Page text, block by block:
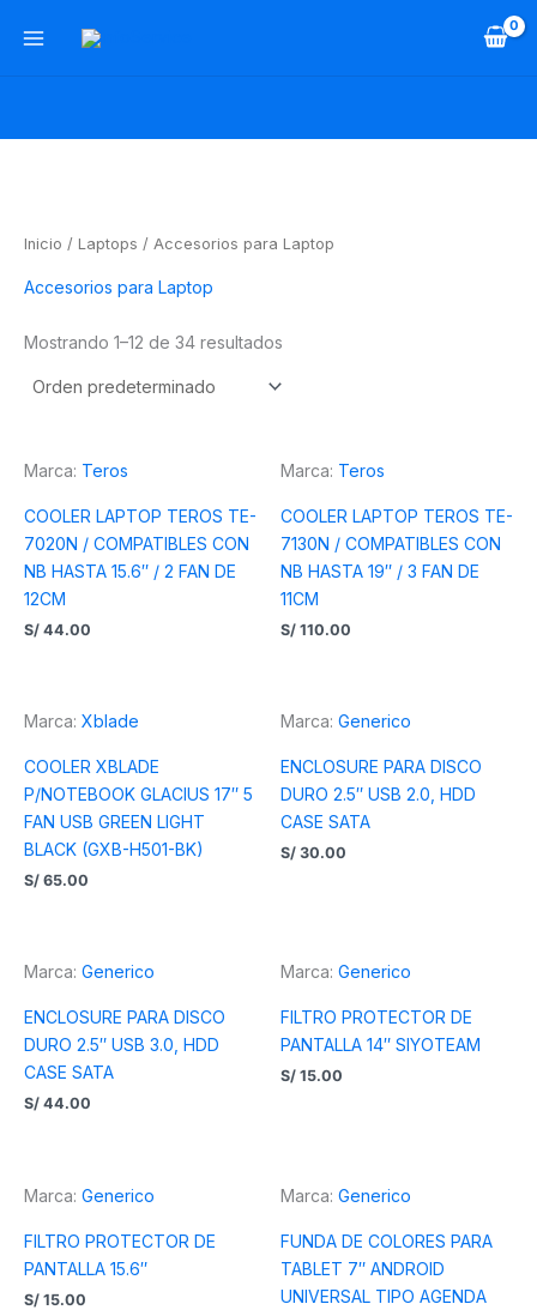
Inicio / Laptops / Accesorios para Laptop
Accesorios para Laptop
Mostrando 1–12 de 34 resultados
Marca: Teros
COOLER LAPTOP TEROS TE-
7020N / COMPATIBLES CON
NB HASTA 15.6″ / 2 FAN DE
12CM
S/ 44.00
Marca: Teros
COOLER LAPTOP TEROS TE-
7130N / COMPATIBLES CON
NB HASTA 19″ / 3 FAN DE
11CM
S/ 110.00
Marca: Xblade
COOLER XBLADE
P/NOTEBOOK GLACIUS 17″ 5
FAN USB GREEN LIGHT
BLACK (GXB-H501-BK)
S/ 65.00
Marca: Generico
ENCLOSURE PARA DISCO
DURO 2.5″ USB 2.0, HDD
CASE SATA
S/ 30.00
Marca: Generico
ENCLOSURE PARA DISCO
DURO 2.5″ USB 3.0, HDD
CASE SATA
S/ 44.00
Marca: Generico
FILTRO PROTECTOR DE
PANTALLA 14″ SIYOTEAM
S/ 15.00
Marca: Generico
FILTRO PROTECTOR DE
PANTALLA 15.6″
S/ 15.00
Marca: Generico
FUNDA DE COLORES PARA
TABLET 7″ ANDROID
UNIVERSAL TIPO AGENDA